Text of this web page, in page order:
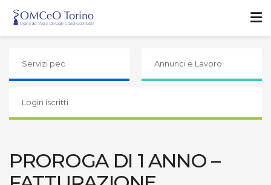
Servizi pec Annunci e Lavoro
Login iscritti
PROROGA DI 1 ANNO –